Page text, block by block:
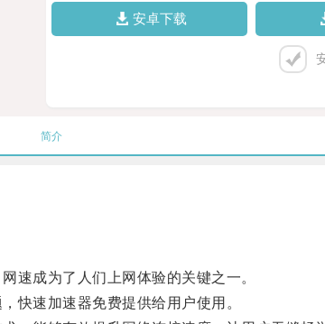
安卓下载
简介
成为了人们上网体验的关键之一。
速加速器免费提供给用户使用。